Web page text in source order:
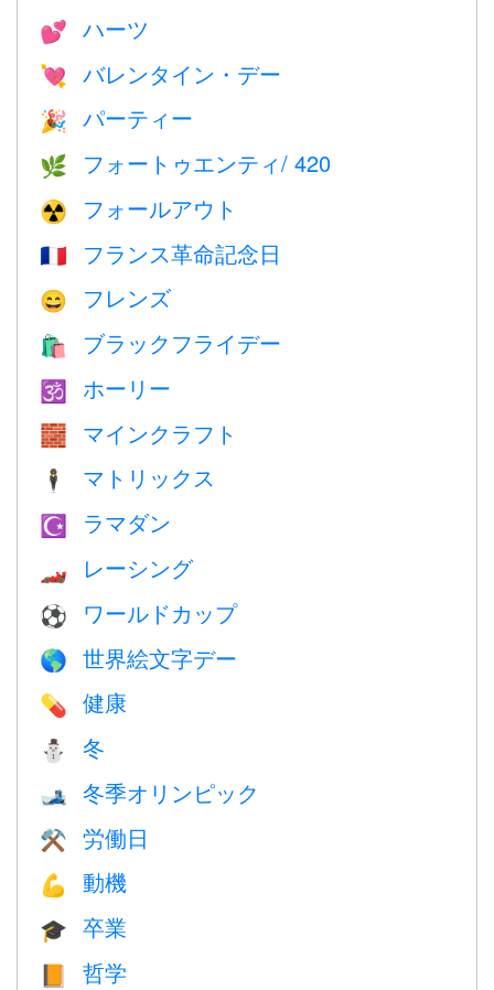
💕 ハーツ
💘 バレンタイン・デー
🎉 パーティー
🌿 フォートゥエンティ/ 420
☢️ フォールアウト
🇫🇷 フランス革命記念日
😄 フレンズ
🛍 ブラックフライデー
🕉 ホーリー
🧱 マインクラフト
🕴️ マトリックス
☪️ ラマダン
🏎 レーシング
⚽ ワールドカップ
🌎 世界絵文字デー
💊 健康
⛄ 冬
🎿 冬季オリンピック
⚒️ 労働日
💪 動機
🎓 卒業
📙 哲学